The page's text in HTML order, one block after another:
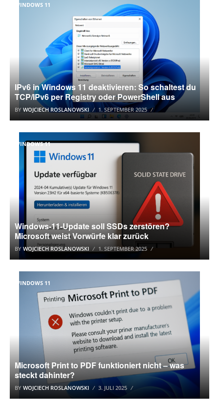
WINDOWS 11
IPv6 in Windows 11 deaktivieren: So schaltest du
TCP/IPv6 per Registry oder PowerShell aus
BY WOJCIECH ROSLANOWSKI 1. SEPTEMBER 2025
WINDOWS 11
Windows-11-Update soll SSDs zerstören?
Microsoft weist Vorwürfe klar zurück
BY WOJCIECH ROSLANOWSKI 1. SEPTEMBER 2025
WINDOWS 11
Microsoft Print to PDF funktioniert nicht – was
steckt dahinter?
BY WOJCIECH ROSLANOWSKI 3. JULI 2025